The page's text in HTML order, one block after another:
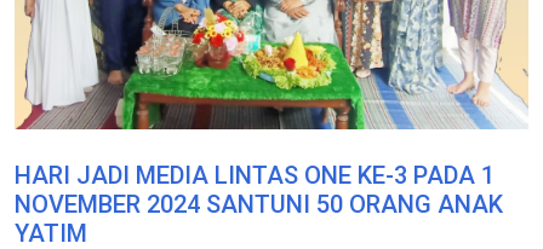
HARI JADI MEDIA LINTAS ONE KE-3 PADA 1
NOVEMBER 2024 SANTUNI 50 ORANG ANAK
YATIM